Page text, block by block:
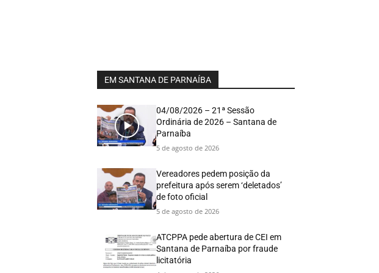
EM SANTANA DE PARNAÍBA
04/08/2026 – 21ª Sessão
Ordinária de 2026 – Santana de
Parnaíba
5 de agosto de 2026
Vereadores pedem posição da
prefeitura após serem ‘deletados’
de foto oficial
5 de agosto de 2026
ATCPPA pede abertura de CEI em
Santana de Parnaíba por fraude
licitatória